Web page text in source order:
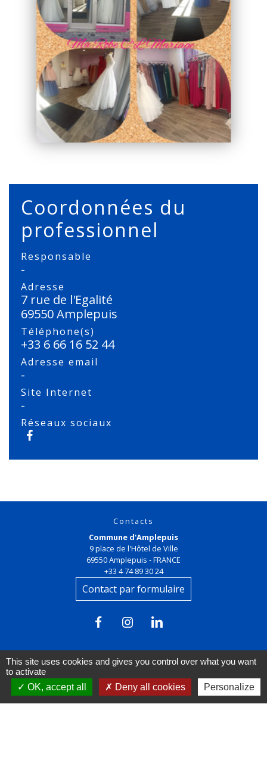
Coordonnées du
professionnel
Responsable
-
Adresse
7 rue de l'Egalité
69550 Amplepuis
Téléphone(s)
+33 6 66 16 52 44
Adresse email
-
Site Internet
-
Réseaux sociaux
Contacts
Commune d'Amplepuis
9 place de l'Hôtel de Ville
69550 Amplepuis - FRANCE
+33 4 74 89 30 24
Contact par formulaire
Liens
This site uses cookies and gives you control over what you want
to activate
OK, accept all
Deny all cookies Personalize